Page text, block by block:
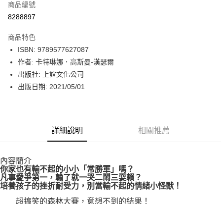
信用卡一次付款
LINE Pay
Apple Pay
街口支付
博客來商品配送方式
每筆NT$80，滿NT$1,000(含以上)免運費
商品編號
8288897
商品特色
ISBN: 9789577627087
作者: 卡特琳娜．高斯曼-漢瑟爾
出版社: 上誼文化公司
出版日期: 2021/05/01
詳細說明 相關推薦
內容簡介
你家也有輸不起的小小「常勝軍」嗎？
凡事愛爭第一，輸了就一哭二鬧三耍賴？
培養孩子的挫折耐受力，別當輸不起的情緒小怪獸！
超搞笑的森林大賽，意想不到的結果！